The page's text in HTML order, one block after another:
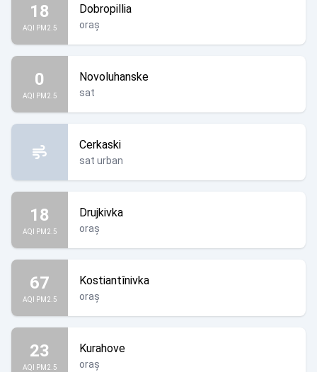
18
AQI PM2.5
Dobropillia
oraș
0
AQI PM2.5
Novoluhanske
sat
Cerkaski
sat urban
18
AQI PM2.5
Drujkivka
oraș
67
AQI PM2.5
Kostiantînivka
oraș
23
AQI PM2.5
Kurahove
oraș